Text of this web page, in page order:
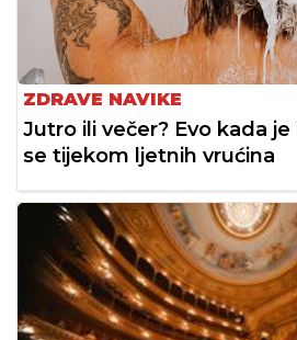
ZDRAVE NAVIKE
Jutro ili večer? Evo kada
se tijekom ljetnih vrućina